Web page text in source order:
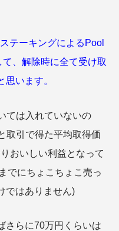
テーキングによるPool
、解除時に全て受け取
います。
ては入れていないの
取引で得た平均取得価
おいしい利益となって
でにちょこちょこ売っ
ではありません)
さらに70万円くらいは